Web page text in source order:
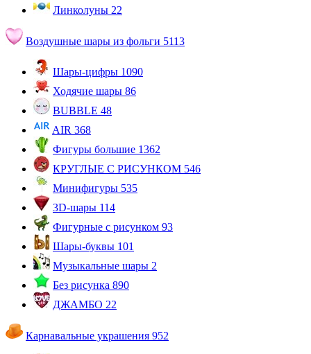
Линколуны 22
Воздушные шары из фольги 5113
Шары-цифры 1090
Ходячие шары 86
BUBBLE 48
AIR 368
Фигуры большие 1362
КРУГЛЫЕ С РИСУНКОМ 546
Минифигуры 535
3D-шары 114
Фигурные с рисунком 93
Шары-буквы 101
Музыкальные шары 2
Без рисунка 890
ДЖАМБО 22
Карнавальные украшения 952